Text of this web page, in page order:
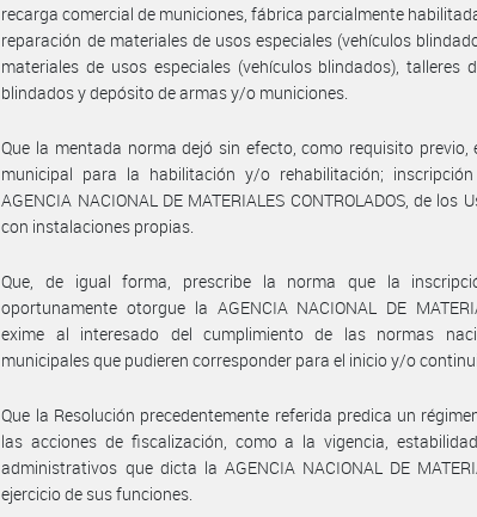
recarga comercial de municiones, fábrica parcialmente
reparación de materiales de usos especiales (vehículos
materiales de usos especiales (vehículos blindados), talleres
blindados y depósito de armas y/o municiones.
Que la mentada norma dejó sin efecto, como requisito
municipal para la habilitación y/o rehabilitación;
AGENCIA NACIONAL DE MATERIALES CONTROLADOS, de los
con instalaciones propias.
Que, de igual forma, prescribe la norma que la
oportunamente otorgue la AGENCIA NACIONAL DE
exime al interesado del cumplimiento de las normas
municipales que pudieren corresponder para el inicio y/o
Que la Resolución precedentemente referida predica un
las acciones de fiscalización, como a la vigencia,
administrativos que dicta la AGENCIA NACIONAL DE
ejercicio de sus funciones.